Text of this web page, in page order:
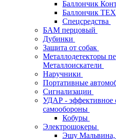
Баллончик
Баллончик
Спецсредства
БАМ перцовый
Дубинки
Защита от собак
Металлодетекторы
Металлоискатели
Наручники
Портативные
Сигнализации
УДАР - эффективное
самообороны
Кобуры
Электрошокеры
Эшу Мальвина,